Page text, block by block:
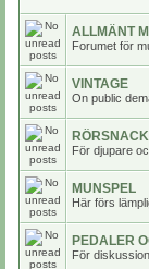
ALLMÄNT
Forumet för
VINTAGE
On public
RÖRSNACK
För djupare
MUNSPEL
Här förs
PEDALER
För